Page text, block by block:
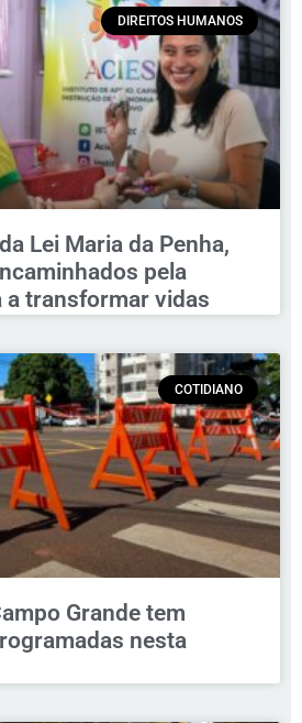
DIREITOS HUMANOS
Lei Maria da Penha,
pela
a transformar vidas
COTIDIANO
Grande tem
nesta